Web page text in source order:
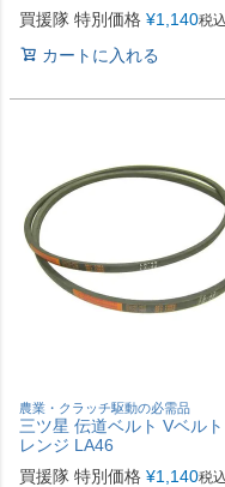
買援隊 特別価格 ¥1,140税込
カートに入れる
農業・クラッチ駆動の必需品
三ツ星 伝道ベルト Vベル
レンジ LA46
買援隊 特別価格 ¥1,140税込